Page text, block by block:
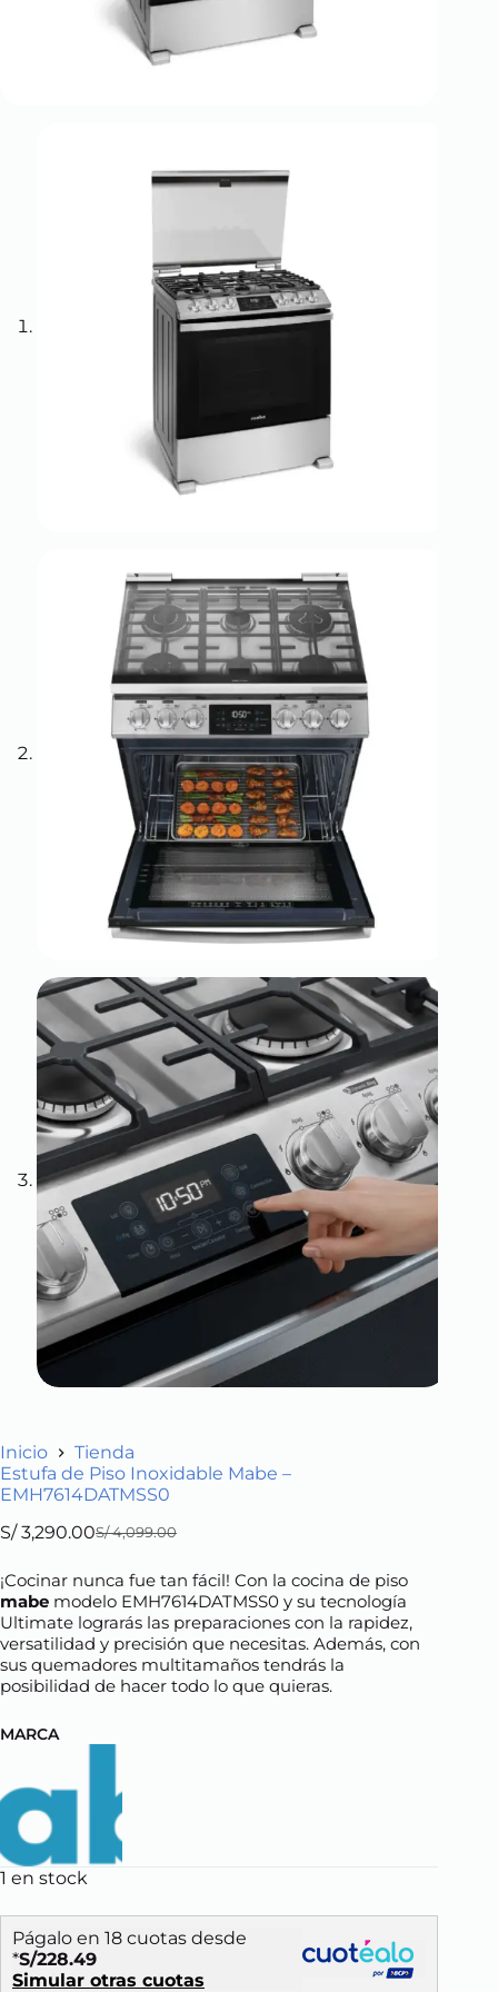
Inicio
Tienda
Estufa de Piso Inoxidable Mabe –
EMH7614DATMSS0
S/4,099.00
Original
was:
S/ 4,099.00.
S/3,290.00Current
is:
S/ 3,290.00.
¡Cocinar nunca fue tan fácil! Con la cocina de piso
mabe modelo EMH7614DATMSS0 y su tecnología
Ultimate lograrás las preparaciones con la rapidez,
versatilidad y precisión que necesitas. Además, con
sus quemadores multitamaños tendrás la
posibilidad de hacer todo lo que quieras.
MARCA
1 en stock
Págalo en 18 cuotas desde
*S/228.49
Simular otras cuotas